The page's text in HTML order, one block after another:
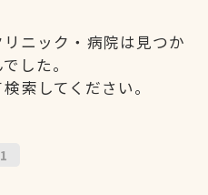
ニック・病院は見つか
した。
索してください。
1